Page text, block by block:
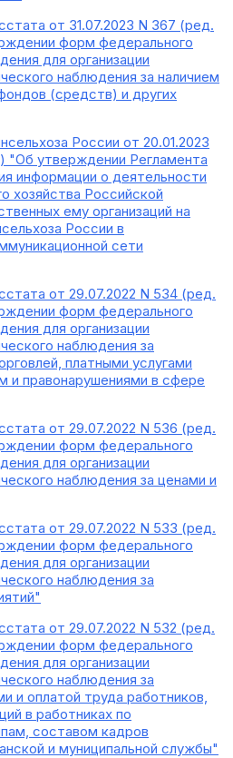
от 31.07.2023 N 367 (ред.
форм федерального
для организации
наблюдения за наличием
(средств) и других
России от 20.01.2023
"Об утверждении Регламента
информации о деятельности
хозяйства Российской
ему организаций на
России в
сети
от 29.07.2022 N 534 (ред.
форм федерального
для организации
наблюдения за
платными услугами
и правонарушениями в сфере
от 29.07.2022 N 536 (ред.
форм федерального
для организации
наблюдения за ценами и
от 29.07.2022 N 533 (ред.
форм федерального
для организации
наблюдения за
от 29.07.2022 N 532 (ред.
форм федерального
для организации
наблюдения за
и оплатой труда работников,
в работниках по
составом кадров
и муниципальной службы"